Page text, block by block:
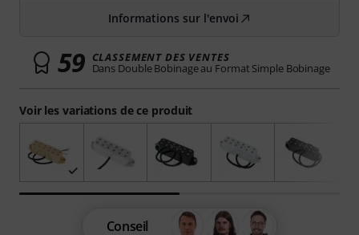
Voir les variations de ce produit
Informations sur l'envoi
59 CLASSEMENT DES VENTES
Dans Double Bobinage au Format Simple Bobinage
Conseil